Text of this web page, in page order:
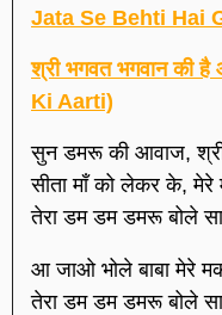
Jata Se Behti Hai
श्री भगवत भगवान की
Ki Aarti)
सुन डमरू की आवाज,
सीता माँ को लेकर के, मेरे
तेरा डम डम डमरू बोले
आ जाओ भोले बाबा मेरे
तेरा डम डम डमरू बोले